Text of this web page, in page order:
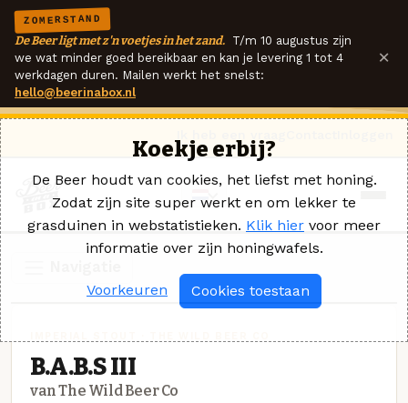
ZOMERSTAND
De Beer ligt met z'n voetjes in het zand. T/m 10 augustus zijn
we wat minder goed bereikbaar en kan je levering 1 tot 4
werkdagen duren. Mailen werkt het snelst:
hello@beerinabox.nl
×
B.A.B.S III
van The Wild Beer Co
Koekje erbij?
De Beer houdt van cookies, het liefst met honing.
Zodat zijn site super werkt en om lekker te
grasduinen in webstatistieken. Klik hier voor meer
informatie over zijn honingwafels.
Voorkeuren Cookies toestaan